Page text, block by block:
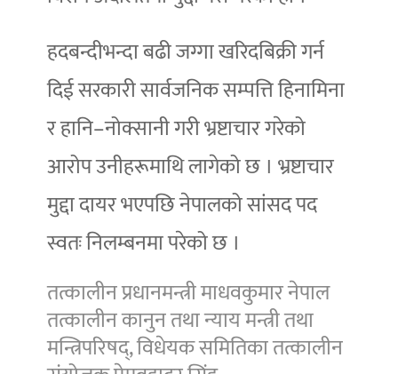
हदबन्दीभन्दा बढी जग्गा खरिदबिक्री गर्न
दिई सरकारी सार्वजनिक सम्पत्ति हिनामिना
र हानि–नोक्सानी गरी भ्रष्टाचार गरेको
आरोप उनीहरूमाथि लागेको छ । भ्रष्टाचार
मुद्दा दायर भएपछि नेपालको सांसद पद
स्वतः निलम्बनमा परेको छ ।
तत्कालीन प्रधानमन्त्री माधवकुमार नेपाल
तत्कालीन कानुन तथा न्याय मन्त्री तथा
मन्त्रिपरिषद्, विधेयक समितिका तत्कालीन